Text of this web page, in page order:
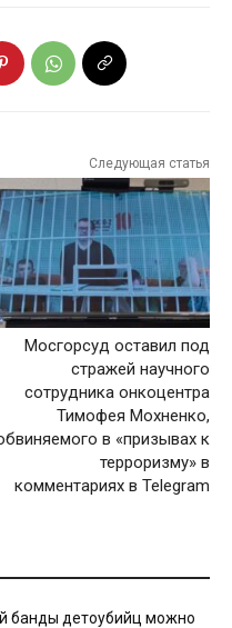
Следующая статья
Мосгорсуд оставил под
стражей научного
сотрудника онкоцентра
Тимофея Мохненко,
в «призывах к
терроризму» в
комментариях в Telegram
банды детоубийц можно